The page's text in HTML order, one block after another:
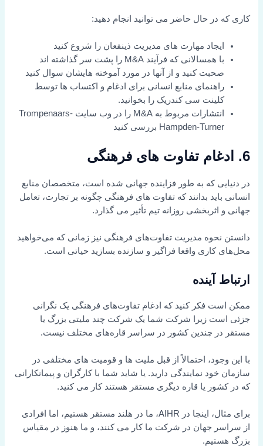
کاری که در حال حاضر می توانید انجام دهید:
ایجاد مهارت های مدیریت ذینفعان را شروع کنید
با همسالانی که فرآیند M&A را پشت سر گذاشته اند
صحبت کنید و از آنها در مورد آموخته هایشان سوال کنید
راهنمای منابع انسانی برای ادغام و اکتساب ها توسط
کلینت سی کندریک را بخوانید.
انتشارات مربوط به M&A را در وب سایت Trompenaars-
Hampden-Turner بررسی کنید
6. ادغام تفاوت های فرهنگی
در دنیایی که به طور فزاینده جهانی شده است، متخصصان منابع
انسانی باید بدانند که تفاوت های فرهنگی چگونه بر تجارت، تعامل
جهانی و اثربخشی روزانه تیم تأثیر می گذارد.
دانستن نحوه مدیریت تفاوت‌های فرهنگی نیز زمانی که می‌خواهید
محل‌های کاری واقعا فراگیر و سازنده بسازید حیاتی است.
ارتباط آینده
ممکن است فکر کنید که ادغام تفاوت‌های فرهنگی یک نگرانی
جزئی است زیرا شرکت شما یک شرکت چند ملیتی بزرگ یا
مستقر در چندین کشور در سراسر قاره‌های مختلف نیست.
با این وجود، احتمالاً از قبل ملیت ها و قومیت های مختلفی در
سازمان خود نمایندگی دارید. یا شاید شما با کارگران و پیمانکارانی
که در کشور یا قاره دیگری مستقر هستند کار می کنید.
برای مثال، اینجا در AIHR، ما در هلند مستقر هستیم، اما افرادی
از سراسر جهان در شرکت ما کار می کنند، و ما هنوز در مقیاس
بزرگ هستیم.